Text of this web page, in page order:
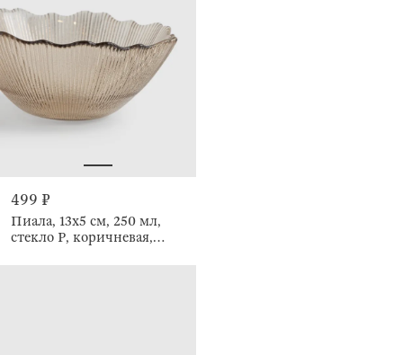
499 ₽
Пиала, 13х5 см, 250 мл,
стекло Р, коричневая,